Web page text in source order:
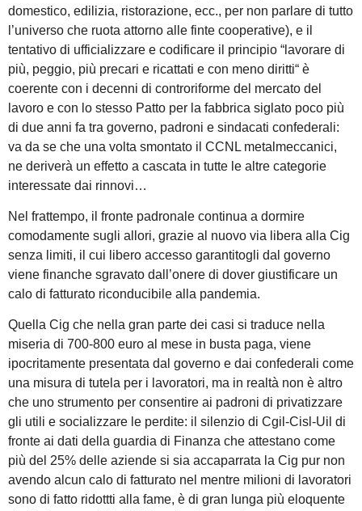
domestico, edilizia, ristorazione, ecc., per non parlare di tutto
l’universo che ruota attorno alle finte cooperative), e il
tentativo di ufficializzare e codificare il principio “lavorare di
più, peggio, più precari e ricattati e con meno diritti“ è
coerente con i decenni di controriforme del mercato del
lavoro e con lo stesso Patto per la fabbrica siglato poco più
di due anni fa tra governo, padroni e sindacati confederali:
va da se che una volta smontato il CCNL metalmeccanici,
ne deriverà un effetto a cascata in tutte le altre categorie
interessate dai rinnovi…
Nel frattempo, il fronte padronale continua a dormire
comodamente sugli allori, grazie al nuovo via libera alla Cig
senza limiti, il cui libero accesso garantitogli dal governo
viene finanche sgravato dall’onere di dover giustificare un
calo di fatturato riconducibile alla pandemia.
Quella Cig che nella gran parte dei casi si traduce nella
miseria di 700-800 euro al mese in busta paga, viene
ipocritamente presentata dal governo e dai confederali come
una misura di tutela per i lavoratori, ma in realtà non è altro
che uno strumento per consentire ai padroni di privatizzare
gli utili e socializzare le perdite: il silenzio di Cgil-Cisl-Uil di
fronte ai dati della guardia di Finanza che attestano come
più del 25% delle aziende si sia accaparrata la Cig pur non
avendo alcun calo di fatturato nel mentre milioni di lavoratori
sono di fatto ridottti alla fame, è di gran lunga più eloquente